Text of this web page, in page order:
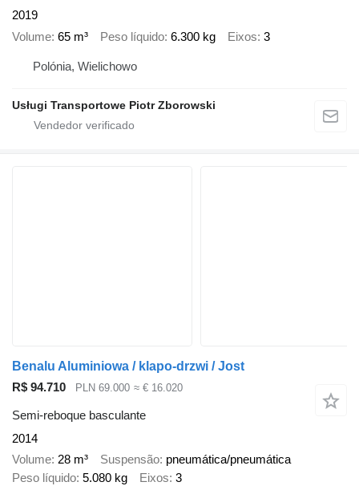
2019
Volume 65 m³ Peso líquido 6.300 kg Eixos 3
Polónia, Wielichowo
Usługi Transportowe Piotr Zborowski
Benalu Aluminiowa / klapo-drzwi / Jost
R$ 94.710
PLN 69.000 ≈ € 16.020
Semi-reboque basculante
2014
Volume 28 m³ Suspensão pneumática/pneumática
Peso líquido 5.080 kg Eixos 3